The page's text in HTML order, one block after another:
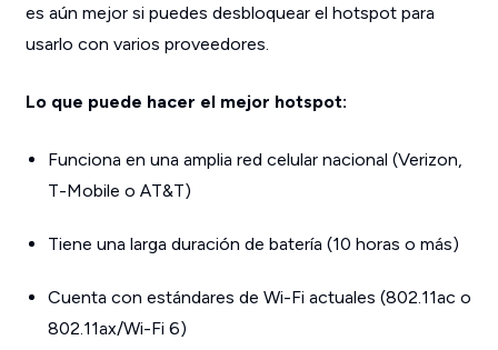
es aún mejor si puedes desbloquear el hotspot para
usarlo con varios proveedores.
Lo que puede hacer el mejor hotspot:
Funciona en una amplia red celular nacional (Verizon,
T-Mobile o AT&T)
Tiene una larga duración de batería (10 horas o más)
Cuenta con estándares de Wi-Fi actuales (802.11ac o
802.11ax/Wi-Fi 6)